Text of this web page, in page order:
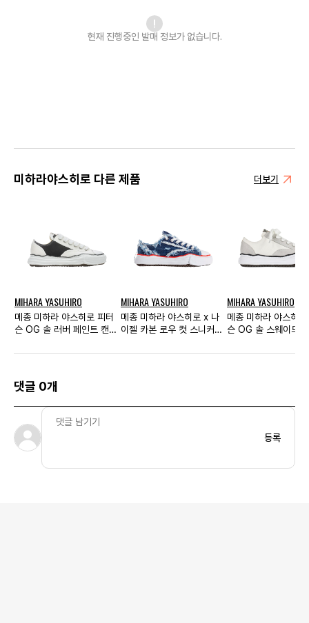
현재 진행중인 발매 정보가 없습니다.
미하라야스히로 다른 제품 더보기
MIHARA YASUHIRO
메종 미하라 야스히로 피터
슨 OG 솔 러버 페인트 캔버
이트
MIHARA YASUHIRO
메종 미하라 야스히로 x 나
이젤 카본 로우 컷 스니커즈
MIHARA YASUHIRO
메종 미하라 야스히
슨 OG 솔 스웨이드 x
댓글 0개
등록